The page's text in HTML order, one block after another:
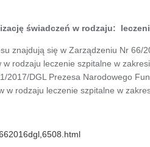
świadczeń w rodzaju:
znajdują się w Zarządzeniu Nr
rodzaju leczenie szpitalne w
DGL Prezesa Narodowego
rodzaju leczenie szpitalne w